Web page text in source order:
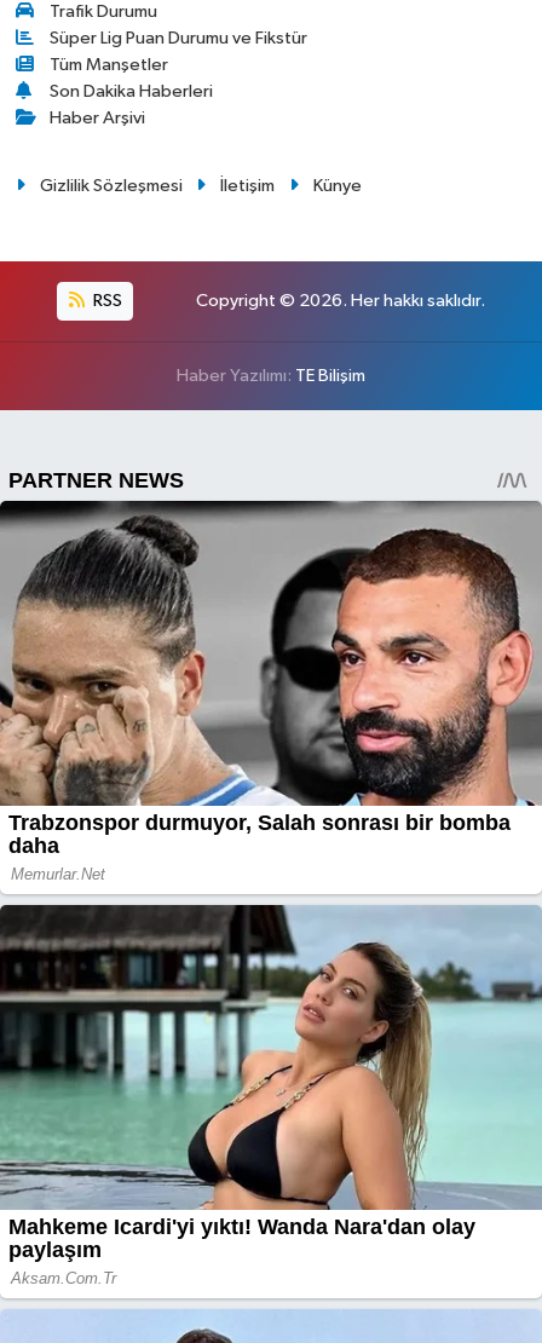
Trafik Durumu
Süper Lig Puan Durumu ve Fikstür
Tüm Manşetler
Son Dakika Haberleri
Haber Arşivi
Gizlilik Sözleşmesi İletişim Künye
RSS Copyright © 2026. Her hakkı saklıdır.
Haber Yazılımı: TE Bilişim